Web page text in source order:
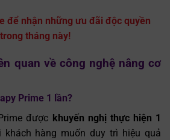
để nhận những ưu đãi độc quyền
trong tháng này!
quan về công nghệ nâng cơ
Prime 1 lần?
được khuyến nghị thực hiện 1
khách hàng muốn duy trì hiệu quả